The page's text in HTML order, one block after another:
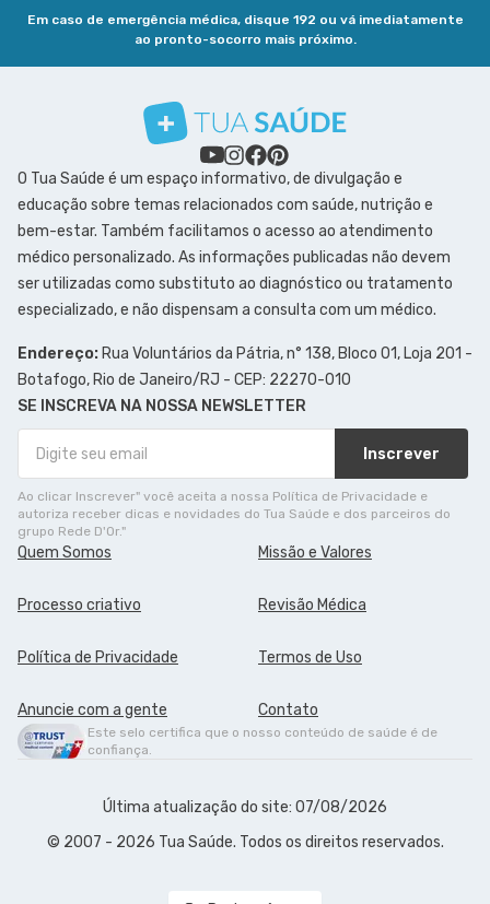
Em caso de emergência médica, disque 192 ou vá imediatamente
ao pronto-socorro mais próximo.
O Tua Saúde é um espaço informativo, de divulgação e
educação sobre temas relacionados com saúde, nutrição e
bem-estar. Também facilitamos o acesso ao atendimento
médico personalizado. As informações publicadas não devem
ser utilizadas como substituto ao diagnóstico ou tratamento
especializado, e não dispensam a consulta com um médico.
Endereço: Rua Voluntários da Pátria, n° 138, Bloco 01, Loja 201 -
Botafogo, Rio de Janeiro/RJ - CEP: 22270-010
SE INSCREVA NA NOSSA NEWSLETTER
Inscrever
Ao clicar Inscrever" você aceita a nossa Política de Privacidade e
autoriza receber dicas e novidades do Tua Saúde e dos parceiros do
grupo Rede D'Or."
Quem Somos Missão e Valores
Processo criativo Revisão Médica
Política de Privacidade Termos de Uso
Anuncie com a gente Contato
Este selo certifica que o nosso conteúdo de saúde é de
confiança.
Última atualização do site: 07/08/2026
© 2007 - 2026 Tua Saúde. Todos os direitos reservados.